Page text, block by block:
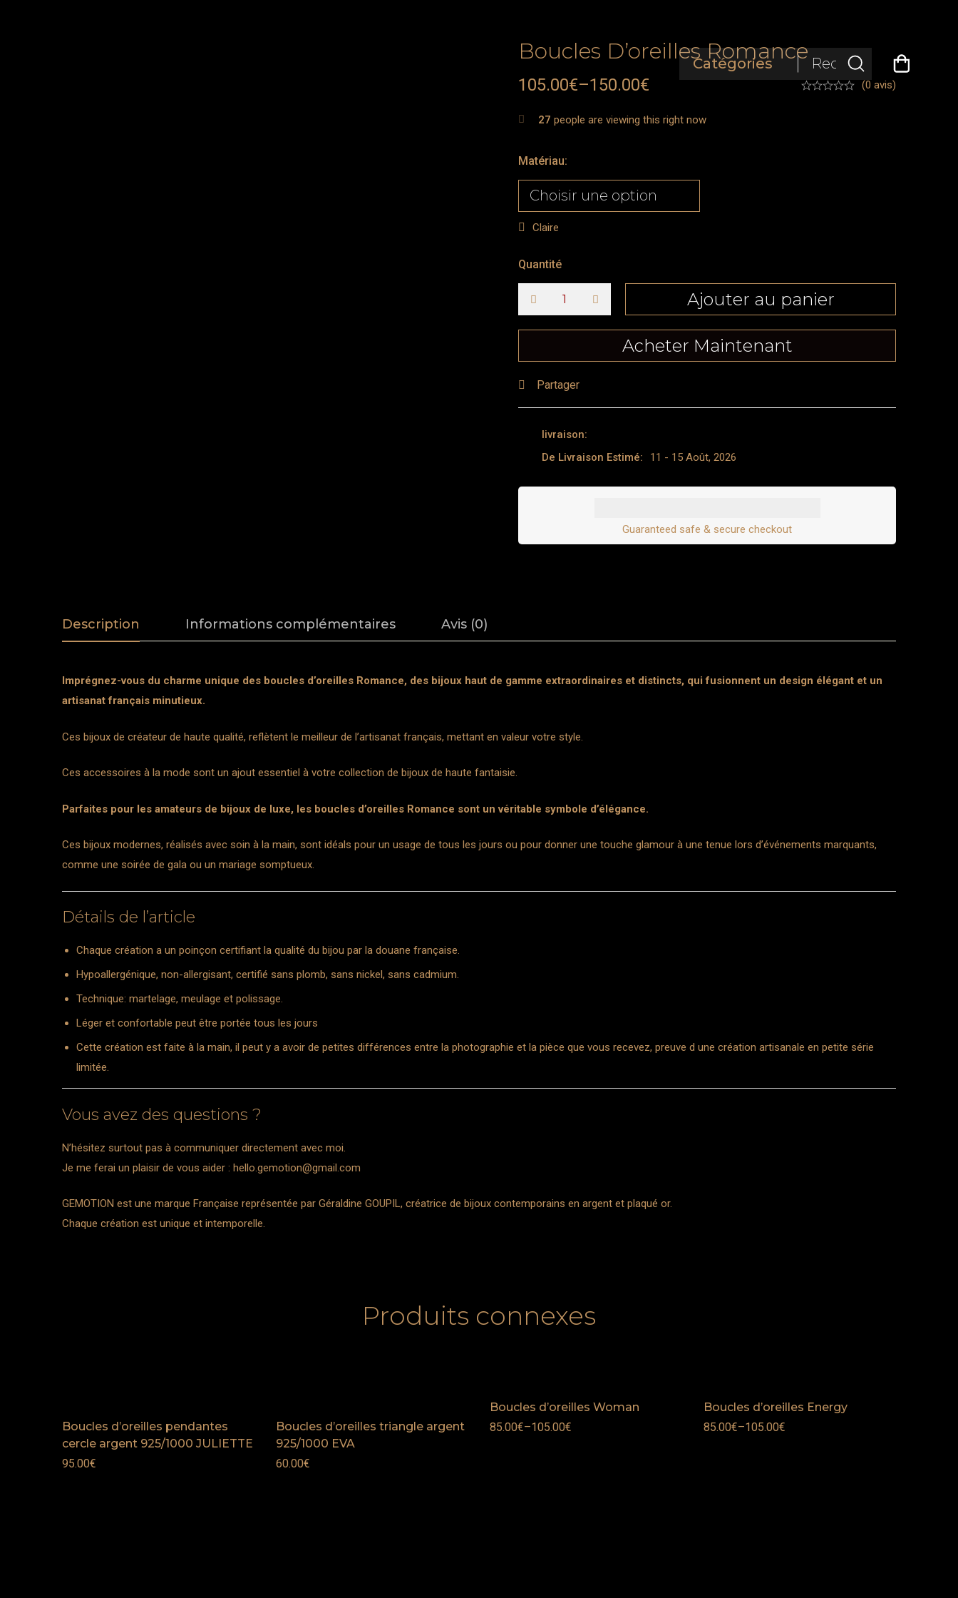
Boucles D’oreilles Romance
105.00€–150.00€ (0 avis)
27 people are viewing this right now
Matériau:
Claire
Quantité
Ajouter au panier
Acheter Maintenant
Partager
livraison:
De Livraison Estimé:
11 - 15 Août, 2026
Guaranteed safe & secure checkout
Description Informations complémentaires Avis (0)
Imprégnez-vous du charme unique des boucles d’oreilles Romance, des bijoux haut de gamme extraordinaires et distincts, qui fusionnent un design élégant et un
artisanat français minutieux.
Ces bijoux de créateur de haute qualité, reflètent le meilleur de l’artisanat français, mettant en valeur votre style.
Ces accessoires à la mode sont un ajout essentiel à votre collection de bijoux de haute fantaisie.
Parfaites pour les amateurs de bijoux de luxe, les boucles d’oreilles Romance sont un véritable symbole d’élégance.
Ces bijoux modernes, réalisés avec soin à la main, sont idéals pour un usage de tous les jours ou pour donner une touche glamour à une tenue lors d’événements marquants,
comme une soirée de gala ou un mariage somptueux.
Détails de l’article
Chaque création a un poinçon certifiant la qualité du bijou par la douane française.
Hypoallergénique, non-allergisant, certifié sans plomb, sans nickel, sans cadmium.
Technique: martelage, meulage et polissage.
Léger et confortable peut être portée tous les jours
Cette création est faite à la main, il peut y a avoir de petites différences entre la photographie et la pièce que vous recevez, preuve d une création artisanale en petite série
limitée.
Vous avez des questions ?
N’hésitez surtout pas à communiquer directement avec moi.
Je me ferai un plaisir de vous aider : hello.gemotion@gmail.com
GEMOTION est une marque Française représentée par Géraldine GOUPIL, créatrice de bijoux contemporains en argent et plaqué or.
Chaque création est unique et intemporelle.
Produits connexes
Boucles d’oreilles pendantes
cercle argent 925/1000 JULIETTE
95.00€
Boucles d’oreilles triangle argent
925/1000 EVA
60.00€
Boucles d’oreilles Woman
85.00€–105.00€
Boucles d’oreilles Energy
85.00€–105.00€